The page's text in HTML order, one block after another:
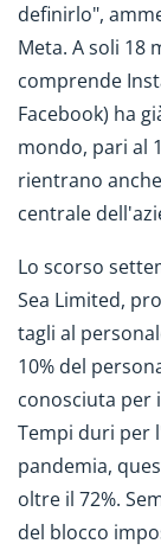
definirlo",
Meta. A soli 18
comprende
Facebook) ha
mondo, pari al
rientrano
centrale
Lo scorso
Sea Limited,
tagli al
10% del
conosciuta per
Tempi duri per
pandemia,
oltre il 72%.
del blocco